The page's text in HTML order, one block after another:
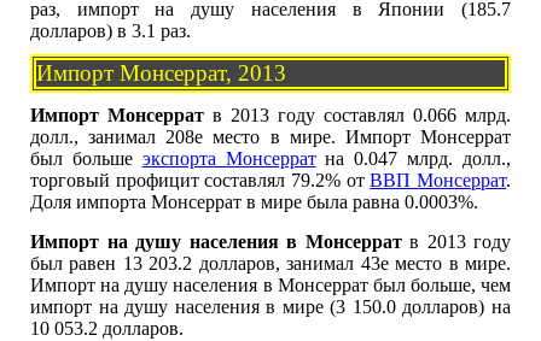
раз, импорт на душу населения в Японии (185.7
долларов) в 3.1 раз.
Импорт Монсеррат, 2013
Импорт Монсеррат в 2013 году составлял 0.066 млрд.
долл., занимал 208е место в мире. Импорт Монсеррат
был больше экспорта Монсерратна 0.047 млрд. долл.,
торговый профицит составлял 79.2% отВВП Монсеррат.
Доля импорта Монсеррат в мире была равна 0.0003%.
Импорт на душу населения в Монсерратв 2013 году
был равен 13 203.2 долларов, занимал 43е место в мире.
Импорт на душу населения в Монсеррат был больше, чем
импорт на душу населения в мире (3 150.0 долларов) на
10 053.2 долларов.